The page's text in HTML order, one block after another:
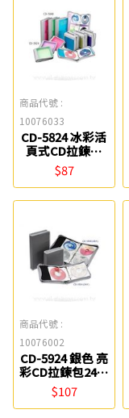
商品代號 :
10076033
CD-5824 冰彩活
頁式CD拉鍊包
(24片) Flying
$87
商品代號 :
10076002
CD-5924 銀色 亮
彩CD拉鍊包24片
Flying
$107